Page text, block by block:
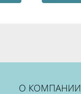
О КОМПАНИИ